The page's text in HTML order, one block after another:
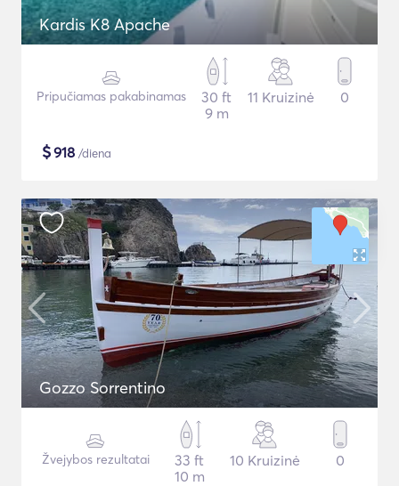
Kardis K8 Apache
Pripučiamas pakabinamas
30 ft
9 m
11 Kruizinė 0
$918 /diena
Gozzo Sorrentino
Žvejybos rezultatai
33 ft
10 m
10 Kruizinė 0